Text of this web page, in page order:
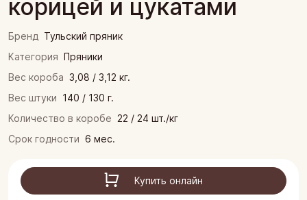
корицей и цукатами
Бренд Тульский пряник
Категория Пряники
Вес короба 3,08 / 3,12 кг.
Вес штуки 140 / 130 г.
Количество в коробе 22 / 24 шт./кг
Срок годности 6 мес.
Купить онлайн